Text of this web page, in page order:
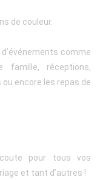
de couleur.
comme
famille, réceptions,
encore les repas de
pour tous vos
et tant d’autres !